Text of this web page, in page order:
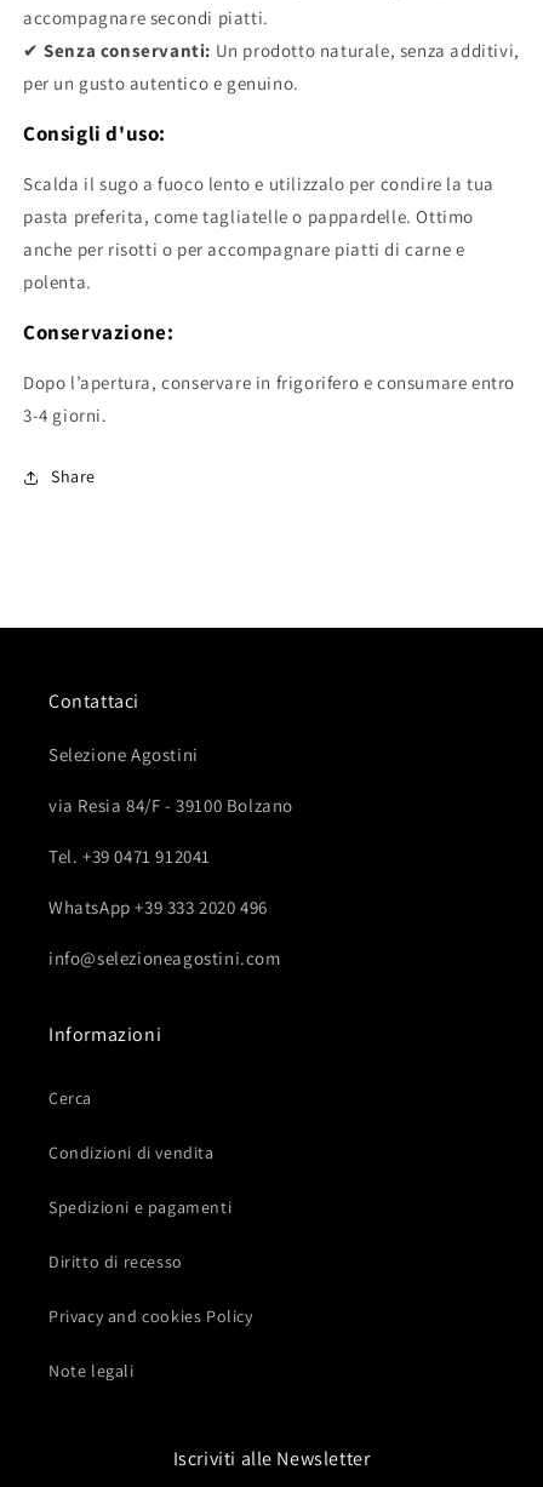
accompagnare secondi piatti.
✔Senza conservanti: Un prodotto naturale, senza additivi,
per un gusto autentico e genuino.
Consigli d'uso:
Scalda il sugo a fuoco lento e utilizzalo per condire la tua
pasta preferita, come tagliatelle o pappardelle. Ottimo
anche per risotti o per accompagnare piatti di carne e
polenta.
Conservazione:
Dopo l’apertura, conservare in frigorifero e consumare entro
3-4 giorni.
Share
Contattaci
Selezione Agostini
via Resia 84/F - 39100 Bolzano
Tel. +39 0471 912041
WhatsApp +39 333 2020 496
info@selezioneagostini.com
Informazioni
Cerca
Condizioni di vendita
Spedizioni e pagamenti
Diritto di recesso
Privacy and cookies Policy
Note legali
Iscriviti alle Newsletter